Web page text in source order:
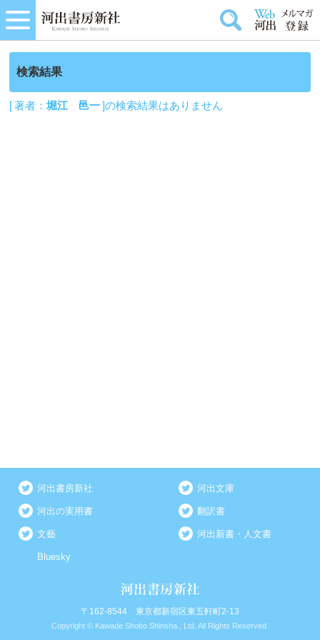
検索結果
[ 著者：堀江 邑一]の検索結果はありません
河出書房新社 河出文庫
河出の実用書 翻訳書
文藝 河出新書・人文書
Bluesky
〒162-8544 東京都新宿区東五軒町2-13
Copyright © Kawade Shobo Shinsha., Ltd. All Rights Reserved.